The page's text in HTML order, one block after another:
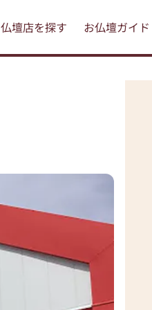
仏壇店を探す お仏壇ガイド